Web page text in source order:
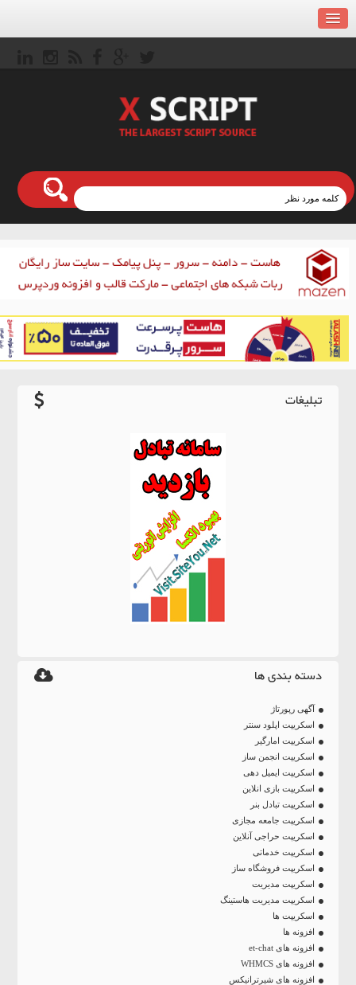
تبلیغات
دسته بندی ها
آگهی رپورتاژ
اسکریپت اپلود سنتر
اسکریپت امارگیر
اسکریپت انجمن ساز
اسکریپت ایمیل دهی
اسکریپت بازی انلاین
اسکریپت تبادل بنر
اسکریپت جامعه مجازی
اسکریپت حراجی آنلاین
اسکریپت خدماتی
اسکریپت فروشگاه ساز
اسکریپت مدیریت
اسکریپت مدیریت هاستینگ
اسکریپت ها
افزونه ها
افزونه های et-chat
افزونه های WHMCS
افزونه های شیرترانیکس